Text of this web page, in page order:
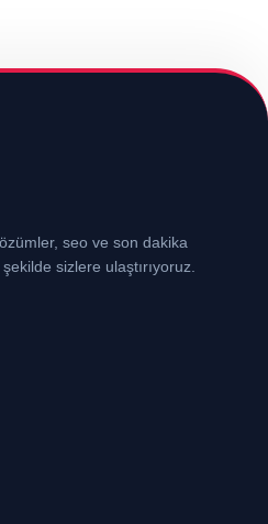
seo ve son dakika
sizlere ulaştırıyoruz.